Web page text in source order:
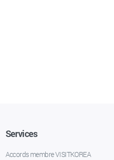
Services
Accords membre VISITKOREA